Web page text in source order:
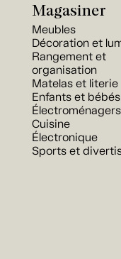
Magasiner
Meubles
Décoration et
Rangement et
organisation
Matelas et literie
Enfants et bébés
Électroménagers
Cuisine
Électronique
Sports et